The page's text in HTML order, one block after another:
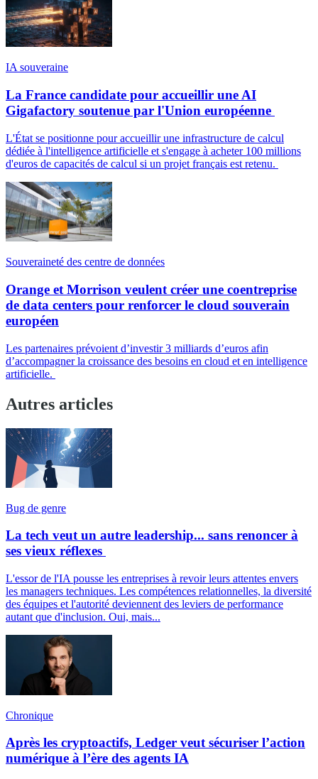
IA souveraine
La France candidate pour accueillir une AI
Gigafactory soutenue par l'Union européenne
L'État se positionne pour accueillir une infrastructure de calcul
dédiée à l'intelligence artificielle et s'engage à acheter 100 millions
d'euros de capacités de calcul si un projet français est retenu.
Souveraineté des centre de données
Orange et Morrison veulent créer une coentreprise
de data centers pour renforcer le cloud souverain
européen
Les partenaires prévoient d’investir 3 milliards d’euros afin
d’accompagner la croissance des besoins en cloud et en intelligence
artificielle.
Autres articles
Bug de genre
La tech veut un autre leadership... sans renoncer à
ses vieux réflexes
L'essor de l'IA pousse les entreprises à revoir leurs attentes envers
les managers techniques. Les compétences relationnelles, la diversité
des équipes et l'autorité deviennent des leviers de performance
autant que d'inclusion. Oui, mais...
Chronique
Après les cryptoactifs, Ledger veut sécuriser l’action
numérique à l’ère des agents IA